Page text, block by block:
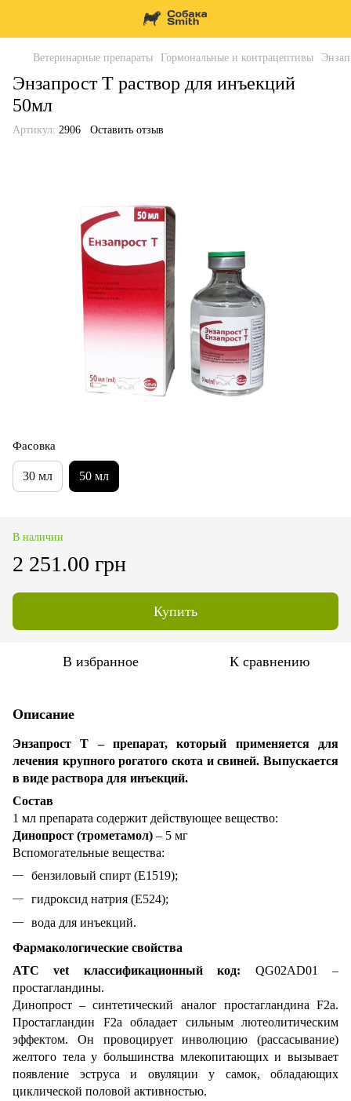
Ветеринарные препараты Гормональные и контрацептивы
Энзапрост Т раствор для инъекций
50мл
Артикул: 2906 Оставить отзыв
Фасовка
30 мл 50 мл
В наличии
2 251.00 грн
Купить
В избранное К сравнению
Описание
Энзапрост Т – препарат, который применяется для
лечения крупного рогатого скота и свиней. Выпускается
в виде раствора для инъекций.
Состав
1 мл препарата содержит действующее вещество:
Динопрост (трометамол) – 5 мг
Вспомогательные вещества:
бензиловый спирт (E1519);
гидроксид натрия (E524);
вода для инъекций.
Фармакологические свойства
АТС vet классификационный код: QG02AD01 –
простагландины.
Динопрост – синтетический аналог простагландина F2a.
Простагландин F2a обладает сильным лютеолитическим
эффектом. Он провоцирует инволюцию (рассасывание)
желтого тела у большинства млекопитающих и вызывает
появление эструса и овуляции у самок, обладающих
циклической половой активностью.